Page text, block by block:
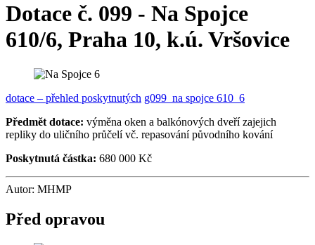
Dotace č. 099 - Na Spojce
610/6, Praha 10, k.ú. Vršovice
dotace – přehled poskytnutých g099_na spojce 610_6
Předmět dotace: výměna oken a balkónových dveří zajejich
repliky do uličního průčelí vč. repasování původního kování
Poskytnutá částka: 680 000 Kč
Autor: MHMP
Před opravou